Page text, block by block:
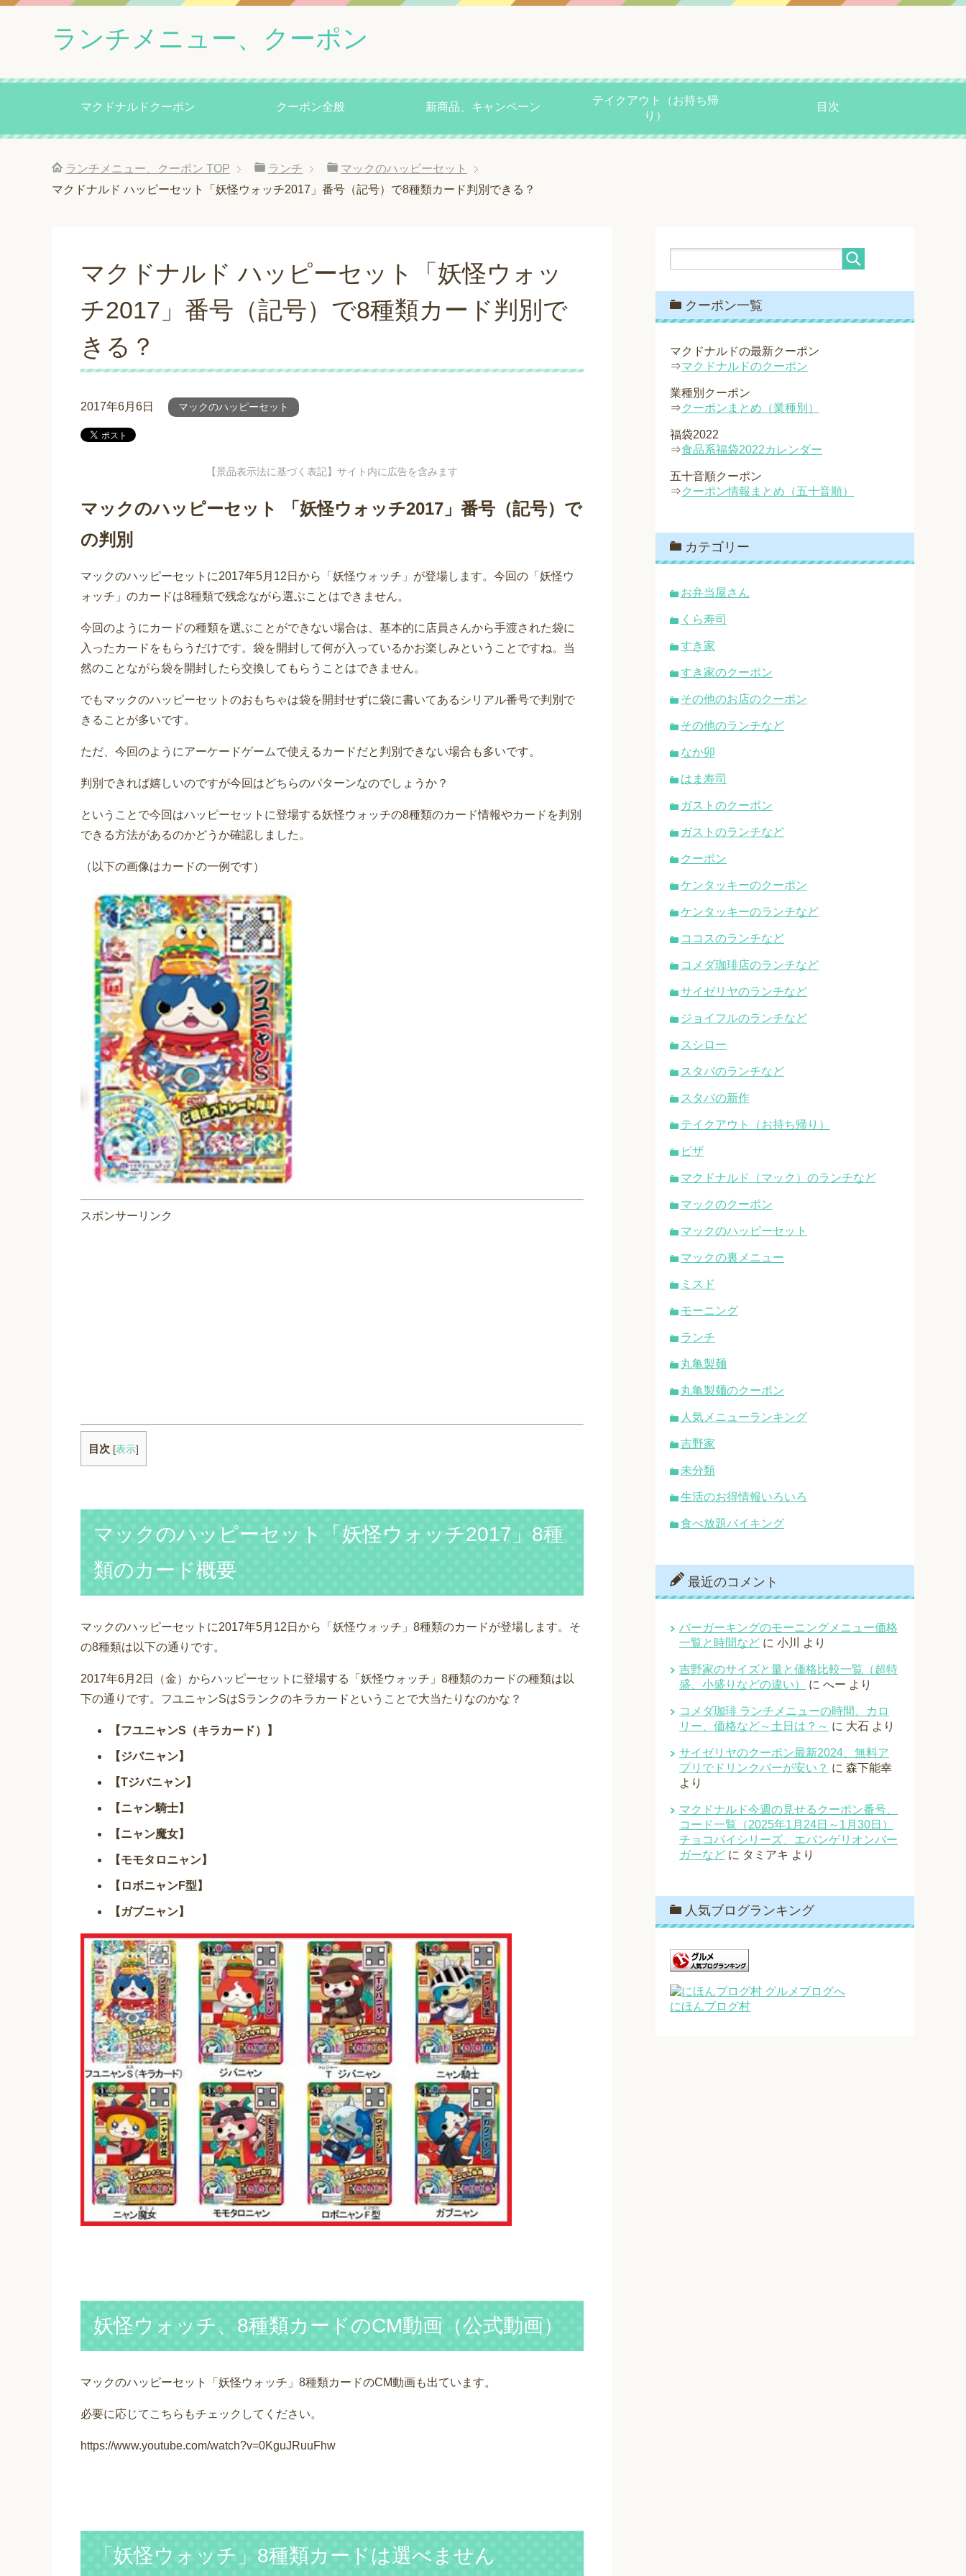
ランチメニュー、クーポン
マクドナルドクーポン クーポン全般 新商品、キャンペーン
テイクアウト（お持ち帰
り）
目次
ランチメニュー、クーポン TOP ランチ
マックのハッピーセット
マクドナルド ハッピーセット「妖怪ウォッチ2017」番号（記号）で8種類カード判別できる？
マクドナルド ハッピーセット「妖怪ウォッ
チ2017」番号（記号）で8種類カード判別で
きる？
2017年6月6日 マックのハッピーセット
【景品表示法に基づく表記】サイト内に広告を含みます
マックのハッピーセット 「妖怪ウォッチ2017」番号（記号）で
の判別
マックのハッピーセットに2017年5月12日から「妖怪ウォッチ」が登場します。今回の「妖怪ウ
ォッチ」のカードは8種類で残念ながら選ぶことはできません。
今回のようにカードの種類を選ぶことができない場合は、基本的に店員さんから手渡された袋に
入ったカードをもらうだけです。袋を開封して何が入っているかお楽しみということですね。当
然のことながら袋を開封したら交換してもらうことはできません。
でもマックのハッピーセットのおもちゃは袋を開封せずに袋に書いてあるシリアル番号で判別で
きることが多いです。
ただ、今回のようにアーケードゲームで使えるカードだと判別できない場合も多いです。
判別できれば嬉しいのですが今回はどちらのパターンなのでしょうか？
ということで今回はハッピーセットに登場する妖怪ウォッチの8種類のカード情報やカードを判別
できる方法があるのかどうか確認しました。
（以下の画像はカードの一例です）
スポンサーリンク
目次 [表示]
マックのハッピーセット「妖怪ウォッチ2017」8種
類のカード概要
マックのハッピーセットに2017年5月12日から「妖怪ウォッチ」8種類のカードが登場します。そ
の8種類は以下の通りです。
2017年6月2日（金）からハッピーセットに登場する「妖怪ウォッチ」8種類のカードの種類は以
下の通りです。フユニャンSはSランクのキラカードということで大当たりなのかな？
【フユニャンS（キラカード）】
【ジバニャン】
【Tジバニャン】
【ニャン騎士】
【ニャン魔女】
【モモタロニャン】
【ロボニャンF型】
【ガブニャン】
妖怪ウォッチ、8種類カードのCM動画（公式動画）
マックのハッピーセット「妖怪ウォッチ」8種類カードのCM動画も出ています。
必要に応じてこちらもチェックしてください。
https://www.youtube.com/watch?v=0KguJRuuFhw
「妖怪ウォッチ」8種類カードは選べません
クーポン一覧
マクドナルドの最新クーポン
⇒マクドナルドのクーポン
業種別クーポン
⇒クーポンまとめ（業種別）
福袋2022
⇒食品系福袋2022カレンダー
五十音順クーポン
⇒クーポン情報まとめ（五十音順）
カテゴリー
お弁当屋さん
くら寿司
すき家
すき家のクーポン
その他のお店のクーポン
その他のランチなど
なか卯
はま寿司
ガストのクーポン
ガストのランチなど
クーポン
ケンタッキーのクーポン
ケンタッキーのランチなど
ココスのランチなど
コメダ珈琲店のランチなど
サイゼリヤのランチなど
ジョイフルのランチなど
スシロー
スタバのランチなど
スタバの新作
テイクアウト（お持ち帰り）
ピザ
マクドナルド（マック）のランチなど
マックのクーポン
マックのハッピーセット
マックの裏メニュー
ミスド
モーニング
ランチ
丸亀製麺
丸亀製麺のクーポン
人気メニューランキング
吉野家
未分類
生活のお得情報いろいろ
食べ放題バイキング
最近のコメント
バーガーキングのモーニングメニュー価格
一覧と時間など に 小川 より
吉野家のサイズと量と価格比較一覧（超特
盛、小盛りなどの違い）
に へー より
コメダ珈琲 ランチメニューの時間、カロ
リー、価格など～土日は？～ に 大石 より
サイゼリヤのクーポン最新2024、無料ア
プリでドリンクバーが安い？ に 森下能幸
より
マクドナルド今週の見せるクーポン番号、
コード一覧（2025年1月24日～1月30日）
チョコパイシリーズ、エバンゲリオンバー
ガーなど に タミアキ より
人気ブログランキング
にほんブログ村